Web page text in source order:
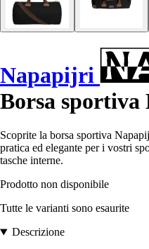
Napapijri
Borsa sportiva
Scoprite la borsa sportiva
pratica ed elegante per i vostri
tasche interne.
Prodotto non disponibile
Tutte le varianti sono esaurite
Descrizione